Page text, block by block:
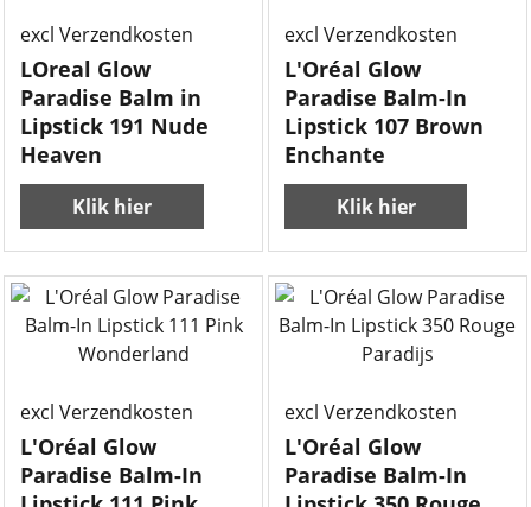
excl Verzendkosten
LOreal Glow
Paradise Balm in
Lipstick 191 Nude
Heaven
Klik hier
excl Verzendkosten
L'Oréal Glow
Paradise Balm-In
Lipstick 107 Brown
Enchante
Klik hier
excl Verzendkosten
L'Oréal Glow
Paradise Balm-In
excl Verzendkosten
L'Oréal Glow
Paradise Balm-In